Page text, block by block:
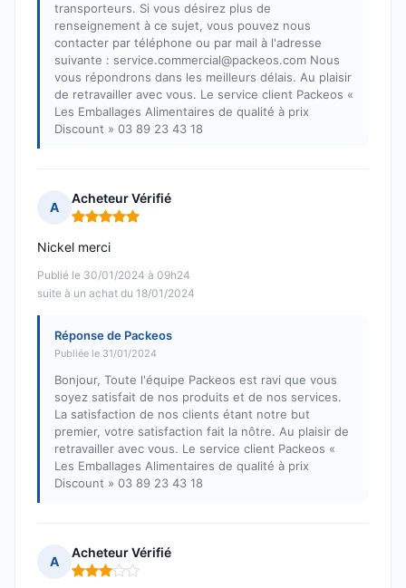
transporteurs. Si vous désirez plus de
renseignement à ce sujet, vous pouvez nous
contacter par téléphone ou par mail à l'adresse
suivante : service.commercial@packeos.com Nous
vous répondrons dans les meilleurs délais. Au plaisir
de retravailler avec vous. Le service client Packeos «
Les Emballages Alimentaires de qualité à prix
Discount » 03 89 23 43 18
A
Acheteur Vérifié
Note : 5 sur 5
Publié le 30/01/2024 à 09h24
suite à un achat du 18/01/2024
Nickel merci
Réponse de Packeos
Publiée le 31/01/2024
Bonjour, Toute l'équipe Packeos est ravi que vous
soyez satisfait de nos produits et de nos services.
La satisfaction de nos clients étant notre but
premier, votre satisfaction fait la nôtre. Au plaisir de
retravailler avec vous. Le service client Packeos «
Les Emballages Alimentaires de qualité à prix
Discount » 03 89 23 43 18
A
Acheteur Vérifié
Note : 3 sur 5